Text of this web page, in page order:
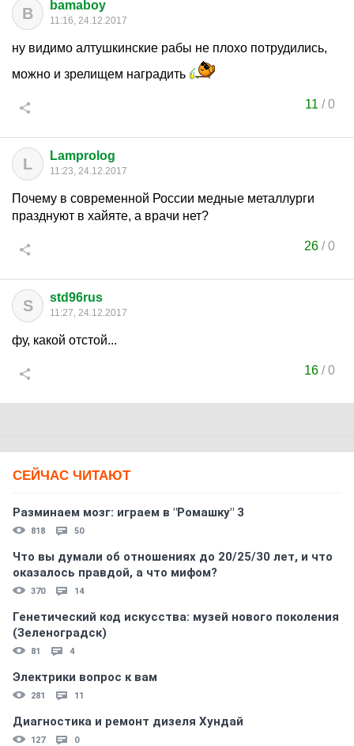
B bamaboy
11:16, 24.12.2017
ну видимо алтушкинские рабы не плохо потрудились,
можно и зрелищем наградить
11 /0
L Lamprolog
11:23, 24.12.2017
Почему в современной России медные металлурги
празднуют в хайяте, а врачи нет?
26 /0
S std96rus
11:27, 24.12.2017
фу, какой отстой...
16 /0
СЕЙЧАС ЧИТАЮТ
Разминаем мозг: играем в "Ромашку" 3
818 50
Что вы думали об отношениях до 20/25/30 лет, и что
оказалось правдой, а что мифом?
370 14
Генетический код искусства: музей нового поколения
(Зеленоградск)
81 4
Электрики вопрос к вам
281 11
Диагностика и ремонт дизеля Хундай
127 0